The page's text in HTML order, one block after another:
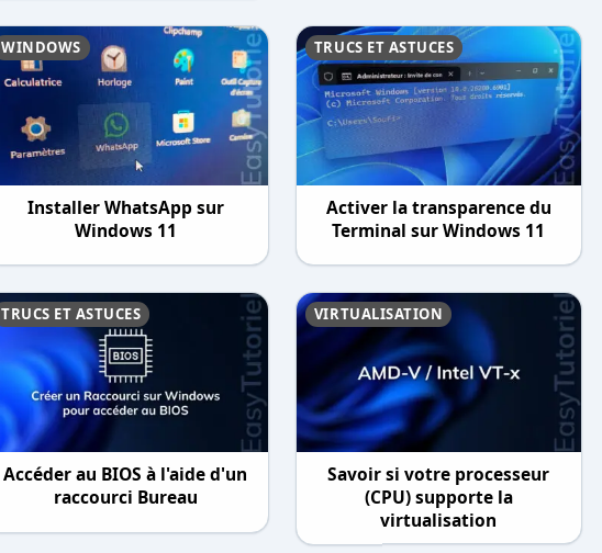
WINDOWS
Installer WhatsApp sur
Windows 11
TRUCS ET ASTUCES
Activer la transparence du
Terminal sur Windows 11
TRUCS ET ASTUCES
Accéder au BIOS à l'aide d'un
raccourci Bureau
VIRTUALISATION
Savoir si votre processeur
(CPU) supporte la
virtualisation